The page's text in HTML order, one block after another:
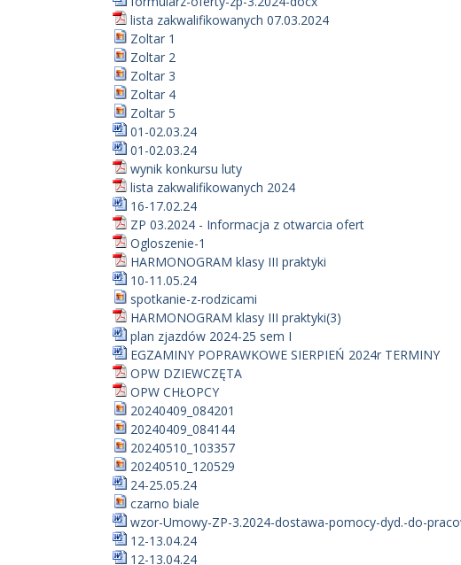
lista zakwalifikowanych 07.03.2024
Zoltar 1
Zoltar 2
Zoltar 3
Zoltar 4
Zoltar 5
01-02.03.24
01-02.03.24
wynik konkursu luty
lista zakwalifikowanych 2024
16-17.02.24
ZP 03.2024 - Informacja z otwarcia ofert
Ogloszenie-1
HARMONOGRAM klasy III praktyki
10-11.05.24
spotkanie-z-rodzicami
HARMONOGRAM klasy III praktyki(3)
plan zjazdów 2024-25 sem I
EGZAMINY POPRAWKOWE SIERPIEŃ 2024r TERMINY
OPW DZIEWCZĘTA
OPW CHŁOPCY
20240409_084201
20240409_084144
20240510_103357
20240510_120529
24-25.05.24
czarno biale
wzor-Umowy-ZP-3.2024-dostawa-pomocy-dyd.-do-
12-13.04.24
12-13.04.24